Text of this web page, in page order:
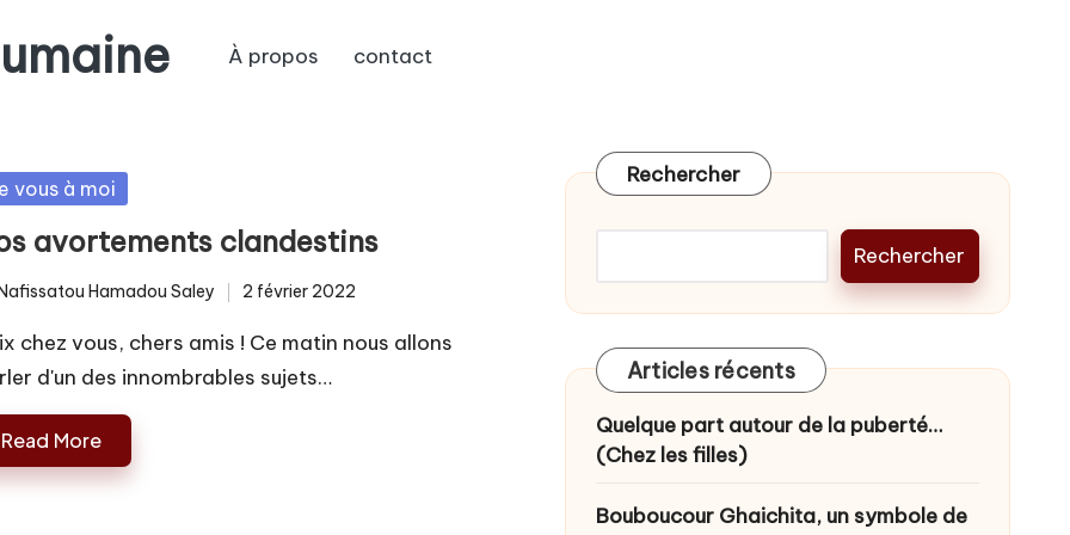
À propos contact
vous à moi
avortements clandestins
Hamadou Saley 2 février 2022
chez vous, chers amis ! Ce matin nous allons
d'un des innombrables sujets…
Read More
Rechercher
Rechercher
Articles récents
Quelque part autour de la puberté…
(Chez les filles)
Bouboucour Ghaichita, un symbole de